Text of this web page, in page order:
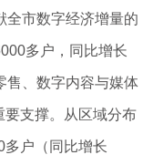
全市数字经济增量的
多户，同比增长
售、数字内容与媒体
要支撑。从区域分布
户（同比增长